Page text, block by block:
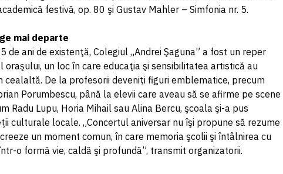
1 XDR= 5.9383 RON
festivă, op. 80 şi Gustav Mahler – Simfonia nr. 5.
mai departe
de ani de existenţă, Colegiul „Andrei Şaguna” a fost un reper
un loc în care educaţia şi sensibilitatea artistică au
cealaltă. De la profesorii deveniţi figuri emblematice, precum
Porumbescu, până la elevii care aveau să se afirme pe scene
Radu Lupu, Horia Mihail sau Alina Bercu, şcoala şi-a pus
culturale locale. „Concertul aniversar nu îşi propune să rezume
un moment comun, în care memoria şcolii şi întâlnirea cu
o formă vie, caldă şi profundă”, transmit organizatorii.